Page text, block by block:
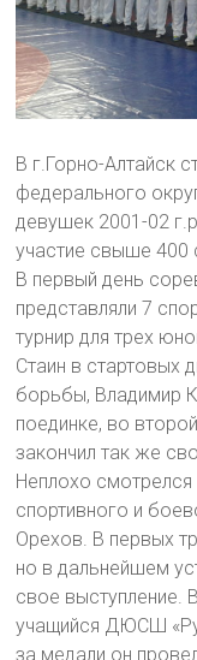
В г.Горно-Алтайск
федерального
девушек 2001-02
участие свыше 400
В первый день
представляли 7
турнир для трех
Стаин в стартовых
борьбы, Владимир
поединке, во
закончил так же
Неплохо
спортивного и
Орехов. В первых
но в дальнейшем
свое выступление.
учащийся ДЮСШ
за медали он